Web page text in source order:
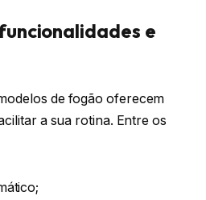
e
de fogão oferecem
a sua rotina. Entre os